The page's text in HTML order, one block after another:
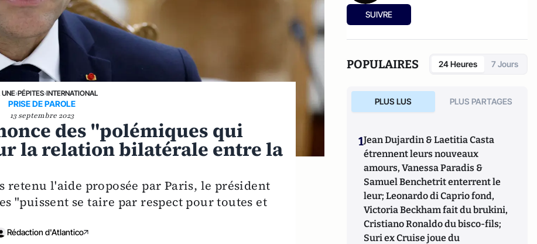
›PÉPITES›INTERNATIONAL
PRISE DE PAROLE
13 septembre 2023
des "polémiques qui
la relation bilatérale entre la
retenu l'aide proposée par Paris, le président
"puissent se taire par respect pour toutes et
Rédaction d'Atlantico
SUIVRE
POPULAIRES 24 Heures 7 Jours
PLUS LUS PLUS PARTAGES
1Jean Dujardin & Laetitia Casta
étrennent leurs nouveaux
amours, Vanessa Paradis &
Samuel Benchetrit enterrent le
leur; Leonardo di Caprio fond,
Victoria Beckham fait du brukini,
Cristiano Ronaldo du bisco-fils;
Suri ex Cruise joue du